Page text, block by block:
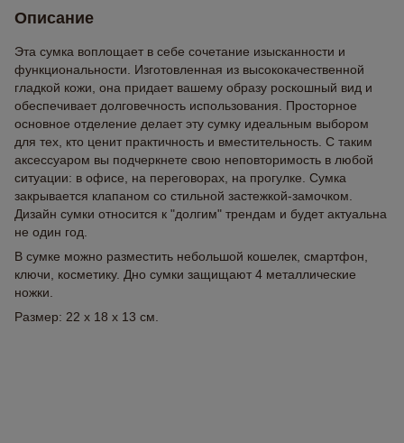
Описание
Эта сумка воплощает в себе сочетание изысканности и
функциональности. Изготовленная из высококачественной
гладкой кожи, она придает вашему образу роскошный вид и
обеспечивает долговечность использования. Просторное
основное отделение делает эту сумку идеальным выбором
для тех, кто ценит практичность и вместительность. С таким
аксессуаром вы подчеркнете свою неповторимость в любой
ситуации: в офисе, на переговорах, на прогулке. Сумка
закрывается клапаном со стильной застежкой-замочком.
Дизайн сумки относится к "долгим" трендам и будет актуальна
не один год.
В сумке можно разместить небольшой кошелек, смартфон,
ключи, косметику. Дно сумки защищают 4 металлические
ножки.
Размер: 22 x 18 x 13 см.